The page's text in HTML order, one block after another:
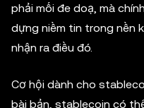
phải mối đe doạ, mà
dựng niềm tin trong nền
nhận ra điều đó.
Cơ hội dành cho
bài bản, stablecoin có